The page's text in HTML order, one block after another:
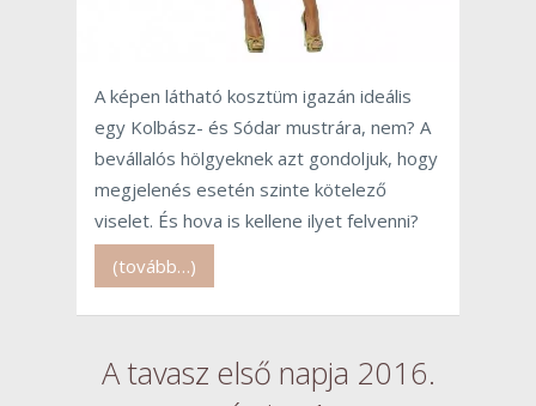
A képen látható kosztüm igazán ideális
egy Kolbász- és Sódar mustrára, nem? A
bevállalós hölgyeknek azt gondoljuk, hogy
megjelenés esetén szinte kötelező
viselet. És hova is kellene ilyet felvenni?
(tovább…)
A tavasz első napja 2016.